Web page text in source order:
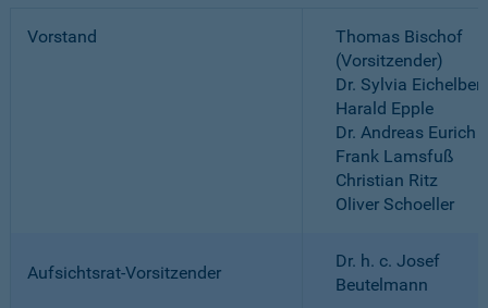
Vorstand
Thomas Bischof
(Vorsitzender)
Dr. Sylvia
Harald Epple
Dr. Andreas Eurich
Frank Lamsfuß
Christian Ritz
Oliver Schoeller
Aufsichtsrat-Vorsitzender
Dr. h. c. Josef
Beutelmann